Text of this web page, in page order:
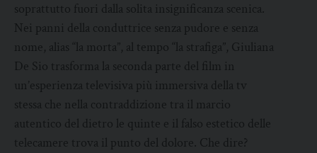
soprattutto fuori dalla solita insignificanza scenica.
Nei panni della conduttrice senza pudore e senza
nome, alias “la morta”, al tempo “la strafiga”, Giuliana
De Sio trasforma la seconda parte del film in
un’esperienza televisiva più immersiva della tv
stessa che nella contraddizione tra il marcio
autentico del dietro le quinte e il falso estetico delle
telecamere trova il punto del dolore. Che dire?